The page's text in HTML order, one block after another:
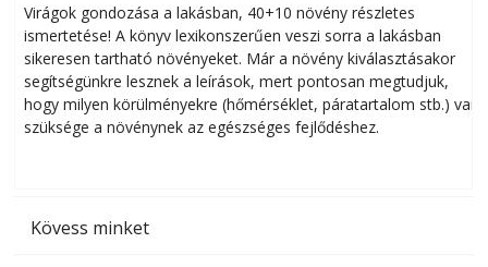
Virágok gondozása a lakásban, 40+10 növény részletes
ismertetése! A könyv lexikonszerűen veszi sorra a lakásban
sikeresen tart­ha­tó növényeket. Már a növény kiválasztásakor
segítségünkre lesznek a leírások, mert pontosan megtudjuk,
hogy milyen körülményekre (hőmérséklet, páratartalom stb.) van
szüksége a növénynek az egészséges fejlődéshez.
Kövess minket